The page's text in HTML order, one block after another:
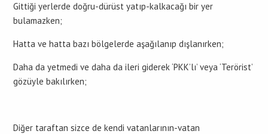
Gittiği yerlerde doğru-dürüst yatıp-kalkacağı bir yer
bulamazken;
Hatta ve hatta bazı bölgelerde aşağılanıp dışlanırken;
Daha da yetmedi ve daha da ileri giderek ‘PKK’lı’ veya ‘Terörist’
gözüyle bakılırken;
Diğer taraftan sizce de kendi vatanlarının-vatan